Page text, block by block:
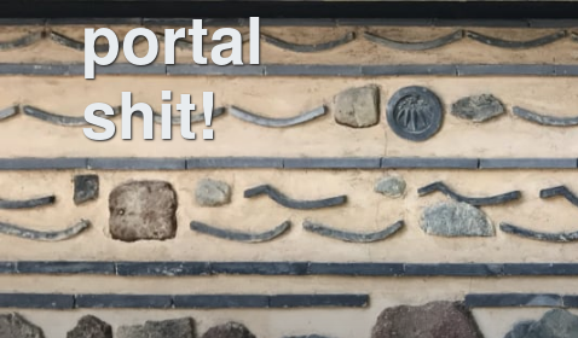
portal
shit!